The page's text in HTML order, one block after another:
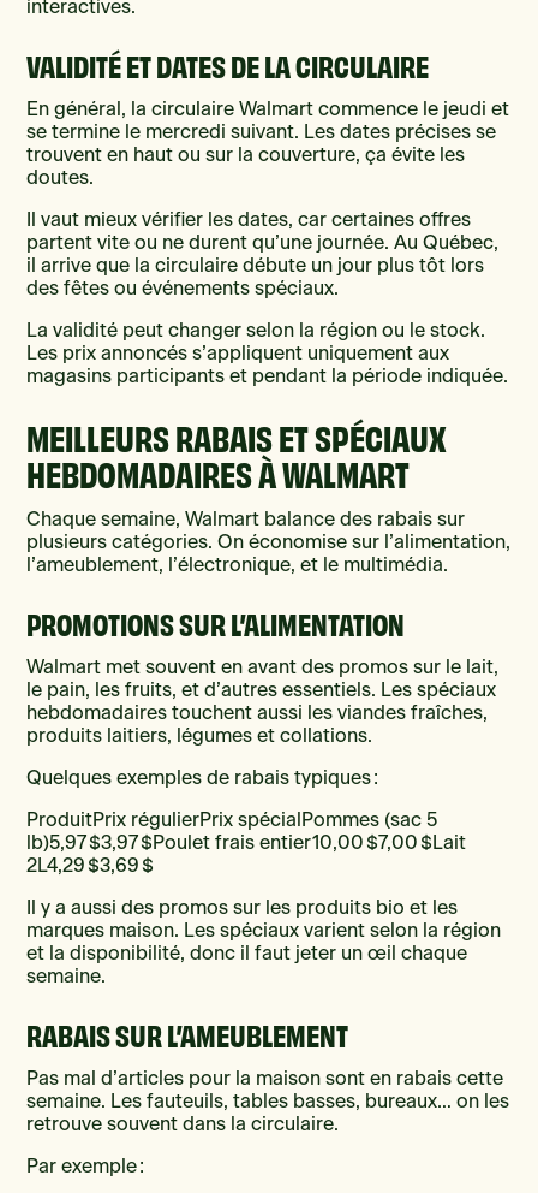
interactives.
VALIDITÉ ET DATES DE LA CIRCULAIRE
En général, la circulaire Walmart commence le jeudi et
se termine le mercredi suivant. Les dates précises se
trouvent en haut ou sur la couverture, ça évite les
doutes.
Il vaut mieux vérifier les dates, car certaines offres
partent vite ou ne durent qu’une journée. Au Québec,
il arrive que la circulaire débute un jour plus tôt lors
des fêtes ou événements spéciaux.
La validité peut changer selon la région ou le stock.
Les prix annoncés s’appliquent uniquement aux
magasins participants et pendant la période indiquée.
MEILLEURS RABAIS ET SPÉCIAUX
HEBDOMADAIRES À WALMART
Chaque semaine, Walmart balance des rabais sur
plusieurs catégories. On économise sur l’alimentation,
l’ameublement, l’électronique, et le multimédia.
PROMOTIONS SUR L’ALIMENTATION
Walmart met souvent en avant des promos sur le lait,
le pain, les fruits, et d’autres essentiels. Les spéciaux
hebdomadaires touchent aussi les viandes fraîches,
produits laitiers, légumes et collations.
Quelques exemples de rabais typiques :
ProduitPrix régulierPrix spécialPommes (sac 5
lb)5,97 $3,97 $Poulet frais entier10,00 $7,00 $Lait
2L4,29 $3,69 $
Il y a aussi des promos sur les produits bio et les
marques maison. Les spéciaux varient selon la région
et la disponibilité, donc il faut jeter un œil chaque
semaine.
RABAIS SUR L’AMEUBLEMENT
Pas mal d’articles pour la maison sont en rabais cette
semaine. Les fauteuils, tables basses, bureaux… on les
retrouve souvent dans la circulaire.
Par exemple :